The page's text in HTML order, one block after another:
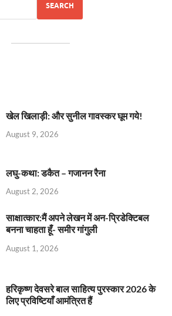
SEARCH
खेल खिलाड़ी: और सुनील गावस्कर घूम गये!
August 9, 2026
लघु-कथा: डकैत – गजानन रैना
August 2, 2026
साक्षात्कार:मैं अपने लेखन में अन-प्रिडेक्टिबल
बनना चाहता हूँ- समीर गांगुली
August 1, 2026
हरिकृष्ण देवसरे बाल साहित्य पुरस्कार 2026 के
लिए प्रविष्टियाँ आमंत्रित हैं